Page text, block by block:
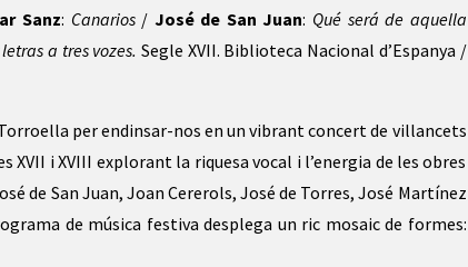
Sanz: Canarios / José de San Juan: Qué será de aquella
a tres vozes.Segle XVII. Biblioteca Nacional d’Espanya /
per endinsar-nos en un vibrant concert de villancets
i XVIII explorant la riquesa vocal i l’energia de les obres
de San Juan, Joan Cererols, José de Torres, José Martínez
de música festiva desplega un ric mosaic de formes: